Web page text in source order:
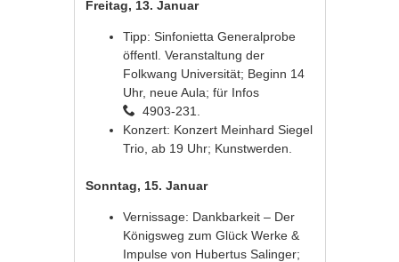
Freitag, 13. Januar
Tipp: Sinfonietta Generalprobe
öffentl. Veranstaltung der
Folkwang Universität; Beginn 14
Uhr, neue Aula; für Infos
4903-231.
Konzert: Konzert Meinhard Siegel
Trio, ab 19 Uhr; Kunstwerden.
Sonntag, 15. Januar
Vernissage: Dankbarkeit – Der
Königsweg zum Glück Werke &
Impulse von Hubertus Salinger;